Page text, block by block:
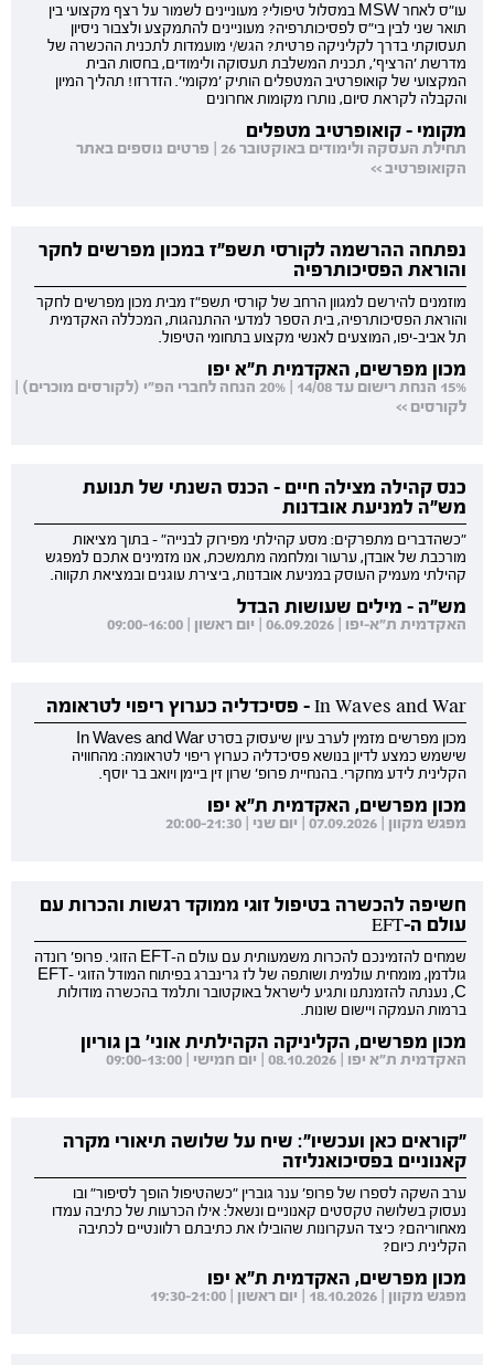
עו"ס לאחר MSW במסלול טיפולי? מעוניינים לשמור על רצף מקצועי בין
תואר שני לבין בי"ס לפסיכותרפיה? מעוניינים להתמקצע ולצבור ניסיון
תעסוקתי בדרך לקליניקה פרטית? הגש/י מועמדות לתכנית ההכשרה של
מדרשת 'הרציף', תכנית המשלבת תעסוקה ולימודים, בחסות הבית
המקצועי של קואופרטיב המטפלים הותיק 'מקומי'. הזדרזו! תהליך המיון
והקבלה לקראת סיום, נותרו מקומות אחרונים
מקומי - קואופרטיב מטפלים
תחילת העסקה ולימודים באוקטובר 26 | פרטים נוספים באתר
הקואופרטיב >>
נפתחה ההרשמה לקורסי תשפ"ז במכון מפרשים לחקר
והוראת הפסיכותרפיה
מוזמנים להירשם למגוון הרחב של קורסי תשפ"ז מבית מכון מפרשים לחקר
והוראת הפסיכותרפיה, בית הספר למדעי ההתנהגות, המכללה האקדמית
תל אביב-יפו, המוצעים לאנשי מקצוע בתחומי הטיפול.
מכון מפרשים, האקדמית ת"א יפו
15% הנחת רישום עד 14/08 | 20% הנחה לחברי הפ"י (לקורסים מוכרים) |
לקורסים >>
כנס קהילה מצילה חיים - הכנס השנתי של תנועת
מש"ה למניעת אובדנות
"כשהדברים מתפרקים: מסע קהילתי מפירוק לבנייה" - בתוך מציאות
מורכבת של אובדן, ערעור ומלחמה מתמשכת, אנו מזמינים אתכם למפגש
קהילתי מעמיק העוסק במניעת אובדנות, ביצירת עוגנים ובמציאת תקווה.
מש"ה - מילים שעושות הבדל
האקדמית ת"א-יפו | 06.09.2026 | יום ראשון | 09:00-16:00
In Waves and War - פסיכדליה כערוץ ריפוי לטראומה
מכון מפרשים מזמין לערב עיון שיעסוק בסרט In Waves and War
שישמש כמצע לדיון בנושא פסיכדליה כערוץ ריפוי לטראומה: מהחוויה
הקלינית לידע מחקרי. בהנחיית פרופ' שרון זין ביימן ויואב בר יוסף.
מכון מפרשים, האקדמית ת"א יפו
מפגש מקוון | 07.09.2026 | יום שני | 20:00-21:30
חשיפה להכשרה בטיפול זוגי ממוקד רגשות והכרות עם
עולם ה-EFT
שמחים להזמינכם להכרות משמעותית עם עולם ה-EFT הזוגי. פרופ' רונדה
גולדמן, מומחית עולמית ושותפה של לז גרינברג בפיתוח המודל הזוגי EFT-
C, נענתה להזמנתנו ותגיע לישראל באוקטובר ותלמד בהכשרה מודולות
ברמות העמקה ויישום שונות.
מכון מפרשים, הקליניקה הקהילתית אוני' בן גוריון
האקדמית ת"א יפו | 08.10.2026 | יום חמישי | 09:00-13:00
"קוראים כאן ועכשיו": שיח על שלושה תיאורי מקרה
קאנוניים בפסיכואנליזה
ערב השקה לספרו של פרופ' ענר גוברין "כשהטיפול הופך לסיפור" ובו
נעסוק בשלושה טקסטים קאנוניים ונשאל: אילו הכרעות של כתיבה עמדו
מאחוריהם? כיצד העקרונות שהובילו את כתיבתם רלוונטיים לכתיבה
הקלינית כיום?
מכון מפרשים, האקדמית ת"א יפו
מפגש מקוון | 18.10.2026 | יום ראשון | 19:30-21:00